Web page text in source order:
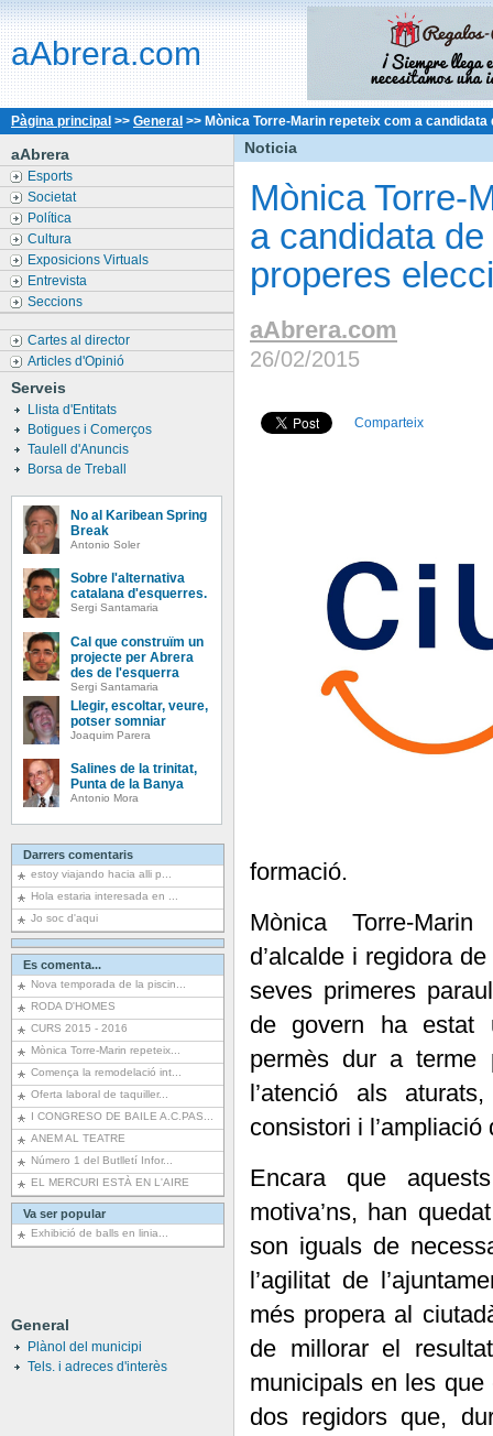
aAbrera.com
Pàgina principal >> General >> Mònica Torre-Marin repeteix com a
aAbrera
Esports
Societat
Política
Cultura
Exposicions Virtuals
Entrevista
Seccions
Cartes al director
Articles d'Opinió
Serveis
Llista d'Entitats
Botigues i Comerços
Taulell d'Anuncis
Borsa de Treball
No al Karibean Spring
Break
Antonio Soler
Sobre l'alternativa
catalana d'esquerres.
Sergi Santamaria
Cal que construïm un
projecte per Abrera
des de l'esquerra
Sergi Santamaria
Llegir, escoltar, veure,
potser somniar
Joaquim Parera
Salines de la trinitat,
Punta de la Banya
Antonio Mora
Darrers comentaris
estoy viajando hacia alli p...
Hola estaria interesada en ...
Jo soc d'aqui
Es comenta...
Nova temporada de la piscin...
RODA D'HOMES
CURS 2015 - 2016
Mònica Torre-Marin repeteix...
Comença la remodelació int...
Oferta laboral de taquiller...
I CONGRESO DE BAILE A.C.PAS...
ANEM AL TEATRE
Número 1 del Butlletí Infor...
EL MERCURI ESTÀ EN L'AIRE
Va ser popular
Exhibició de balls en linia...
General
Plànol del municipi
Tels. i adreces d'interès
Noticia
Mònica Torre-
a candidata
properes
aAbrera.com
26/02/2015
Comparteix
formació.
Mònica Torre-
d’alcalde i regidora
seves primeres
de govern ha estat
permès dur a terme
l’atenció als
consistori i
Encara que
motiva’ns, han
son iguals de
l’agilitat de
més propera al
de millorar el
municipals en les
dos regidors que,